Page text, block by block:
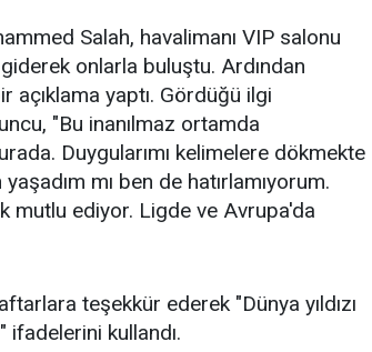
Salah, havalimanı VIP salonu
onlarla buluştu. Ardından
açıklama yaptı. Gördüğü ilgi
"Bu inanılmaz ortamda
Duygularımı kelimelere dökmekte
mı ben de hatırlamıyorum.
mutlu ediyor. Ligde ve Avrupa'da
teşekkür ederek "Dünya yıldızı
ifadelerini kullandı.